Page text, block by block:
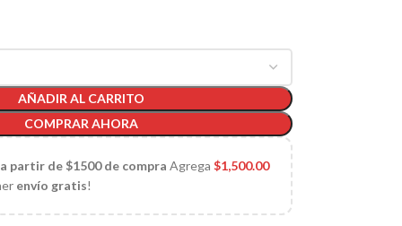
AÑADIR AL CARRITO
COMPRAR AHORA
partir de $1500 de compra Agrega$1,500.00
envío gratis!